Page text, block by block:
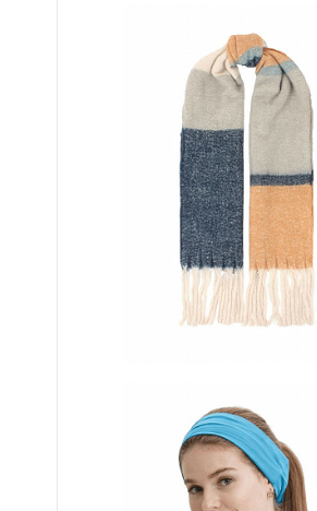
Цена по запросу
Запросить цену